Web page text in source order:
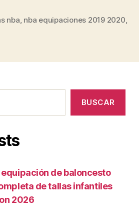
nba nba equipaciones 2019 2020
BUSCAR
de baloncesto
de tallas infantiles
2026